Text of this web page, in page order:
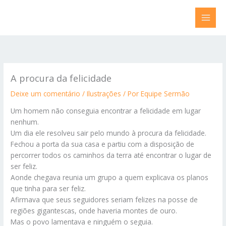
A procura da felicidade
Deixe um comentário /Ilustrações / PorEquipe Sermão
Um homem não conseguia encontrar a felicidade em lugar
nenhum.
Um dia ele resolveu sair pelo mundo à procura da felicidade.
Fechou a porta da sua casa e partiu com a disposição de
percorrer todos os caminhos da terra até encontrar o lugar de
ser feliz.
Aonde chegava reunia um grupo a quem explicava os planos
que tinha para ser feliz.
Afirmava que seus seguidores seriam felizes na posse de
regiões gigantescas, onde haveria montes de ouro.
Mas o povo lamentava e ninguém o seguia.